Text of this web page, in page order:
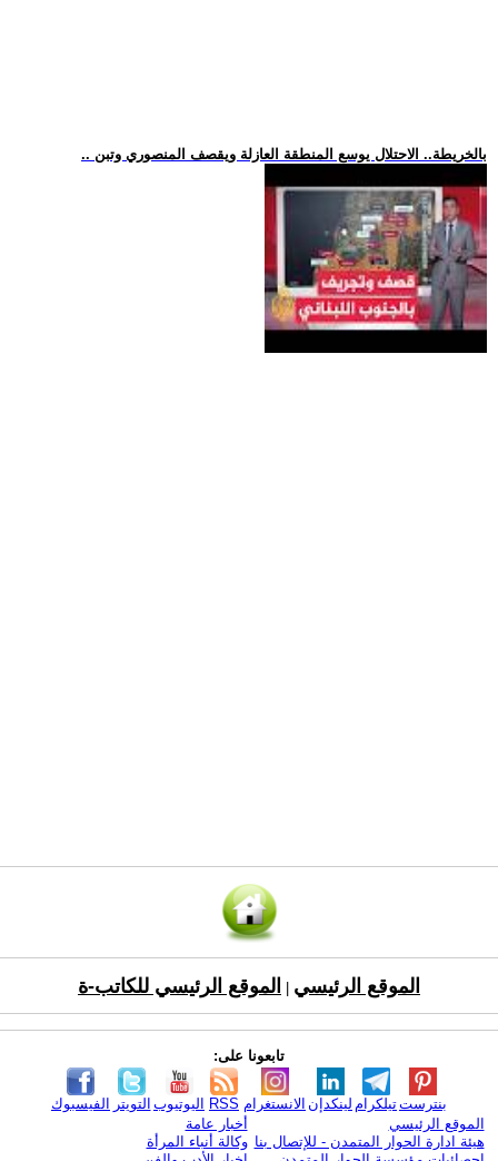
.. بالخريطة.. الاحتلال يوسع المنطقة العازلة ويقصف المنصوري وتبن
الموقع الرئيسي الموقع الرئيسي للكاتب-ة
تابعونا على:
الفيسبوك التويتر اليوتيوب RSS الانستغرام لينكدإن تيلكرامبنترست
الموقع الرئيسي
هيئة ادارة الحوار المتمدن - للإتصال بنا
أخبار عامة
وكالة أنباء المرأة